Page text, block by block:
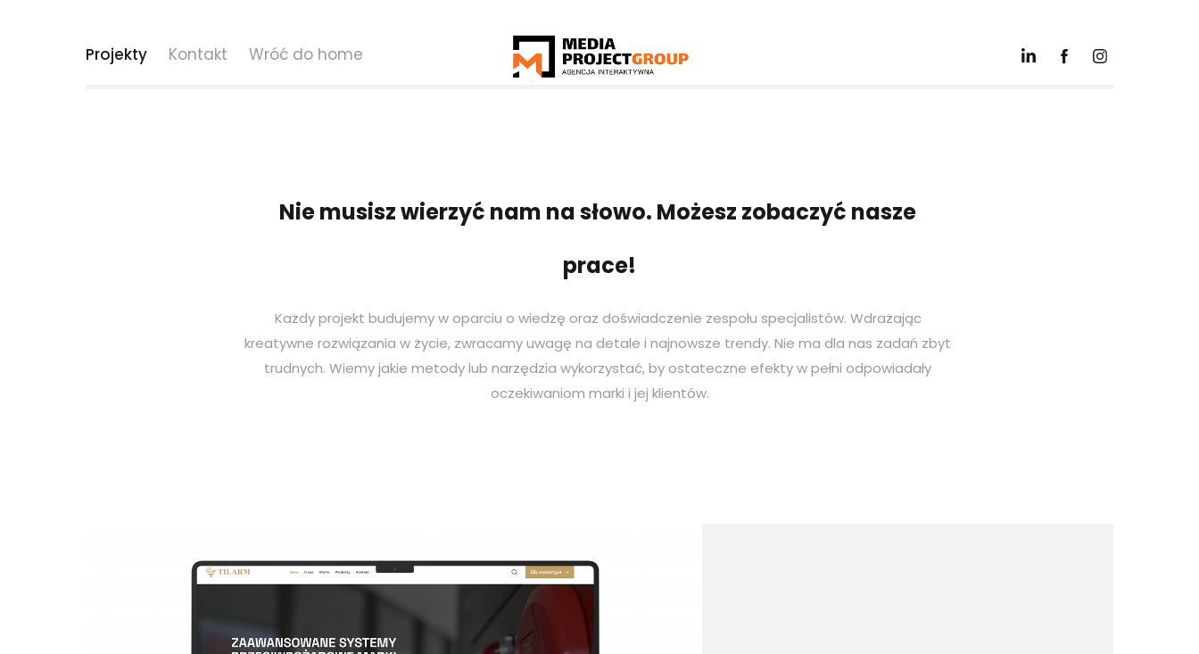
Projekty Kontakt Wróć do home
Nie musisz wierzyć nam na słowo. Możesz zobaczyć nasze
prace!
Każdy projekt budujemy w oparciu o wiedzę oraz doświadczenie zespołu specjalistów. Wdrażając
kreatywne rozwiązania w życie, zwracamy uwagę na detale i najnowsze trendy. Nie ma dla nas zadań zbyt
trudnych. Wiemy jakie metody lub narzędzia wykorzystać, by ostateczne efekty w pełni odpowiadały
oczekiwaniom marki i jej klientów.